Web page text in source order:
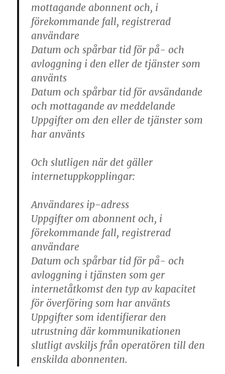
mottagande abonnent och, i
förekommande fall, registrerad
användare
Datum och spårbar tid för på- och
avloggning i den eller de tjänster som
använts
Datum och spårbar tid för avsändande
och mottagande av meddelande
Uppgifter om den eller de tjänster som
har använts
Och slutligen när det gäller
internetuppkopplingar:
Användares ip-adress
Uppgifter om abonnent och, i
förekommande fall, registrerad
användare
Datum och spårbar tid för på- och
avloggning i tjänsten som ger
internetåtkomst den typ av kapacitet
för överföring som har använts
Uppgifter som identifierar den
utrustning där kommunikationen
slutligt avskiljs från operatören till den
enskilda abonnenten.